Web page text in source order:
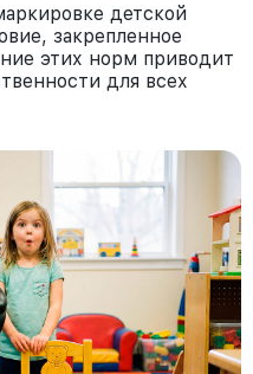
детской
закрепленное
этих норм приводит
для всех